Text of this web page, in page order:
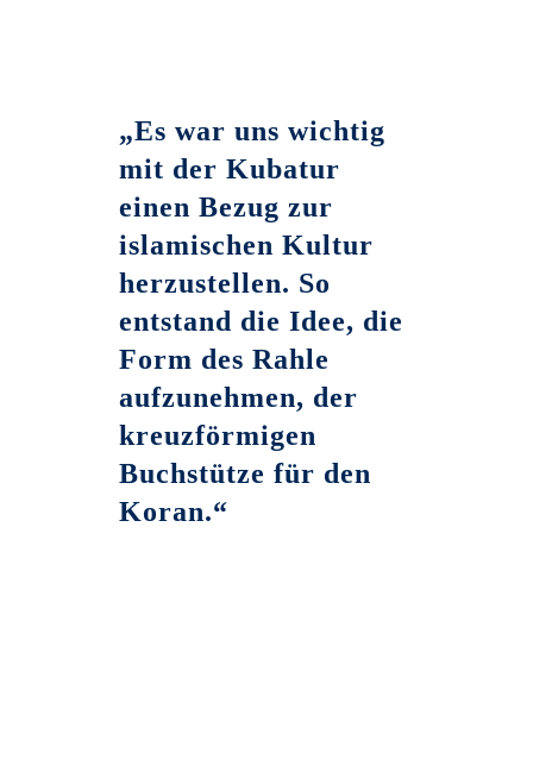
„Es war uns wichtig
mit der Kubatur
einen Bezug zur
islamischen Kultur
herzustellen. So
entstand die Idee, die
Form des Rahle
aufzunehmen, der
kreuzförmigen
Buchstütze für den
Koran.“